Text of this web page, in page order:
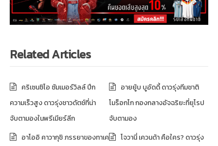
Related Articles
คริเซนซิโอ ซัมเมอร์วิลล์ ปีก
ความเร็วสูง ดาวรุ่งชาวดัตช์ที่น่า
จับตามองในพรีเมียร์ลีก
อายยู้บ บูอัดดี้ ดาวรุ่งทีมชาติ
โมร็อกโก กองกลางอัจฉริยะที่ยุโรป
จับตามอง
อาโออิ คาวากุชิ ภรรยาของทาเค
โจวานี่ เควนด้า คือใคร? ดาวรุ่ง